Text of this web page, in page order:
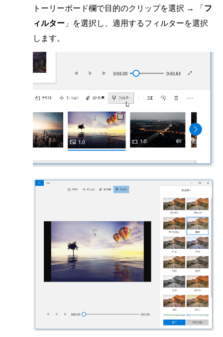
トーリーボード欄で目的のクリップを選択 → 「 フ
ィルター 」を選択し、適用するフィルターを選択
します。